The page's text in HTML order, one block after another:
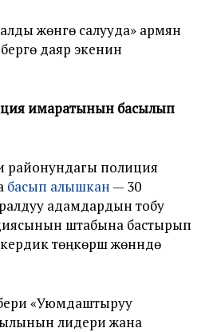
жөнгө салууда» армян
даяр экенин
имаратынын басылып
районундагы полиция
басып алышкан — 30
адамдардын тобу
штабына бастырып
төңкөрүш жөнүндө
«Уюмдаштыруу
лидери жана